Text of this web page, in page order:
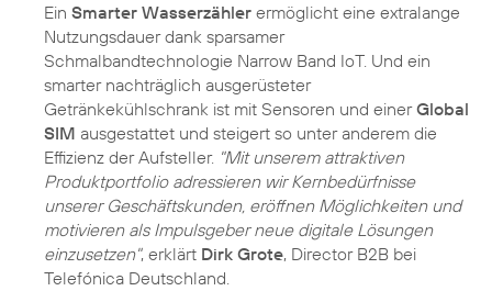
Ein Smarter Wasserzähler ermöglicht eine extralange
Nutzungsdauer dank sparsamer
Schmalbandtechnologie Narrow Band IoT. Und ein
smarter nachträglich ausgerüsteter
Getränkekühlschrank ist mit Sensoren und einerGlobal
SIM ausgestattet und steigert so unter anderem die
Effizienz der Aufsteller. "Mit unserem attraktiven
Produktportfolio adressieren wir Kernbedürfnisse
unserer Geschäftskunden, eröffnen Möglichkeiten und
motivieren als Impulsgeber neue digitale Lösungen
einzusetzen", erklärt Dirk Grote, Director B2B bei
Telefónica Deutschland.